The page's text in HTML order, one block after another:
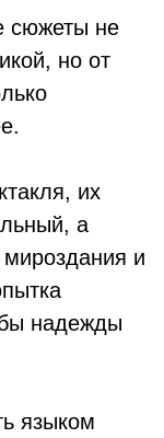
сюжеты не
но от
их
а
мироздания и
надежды
языком